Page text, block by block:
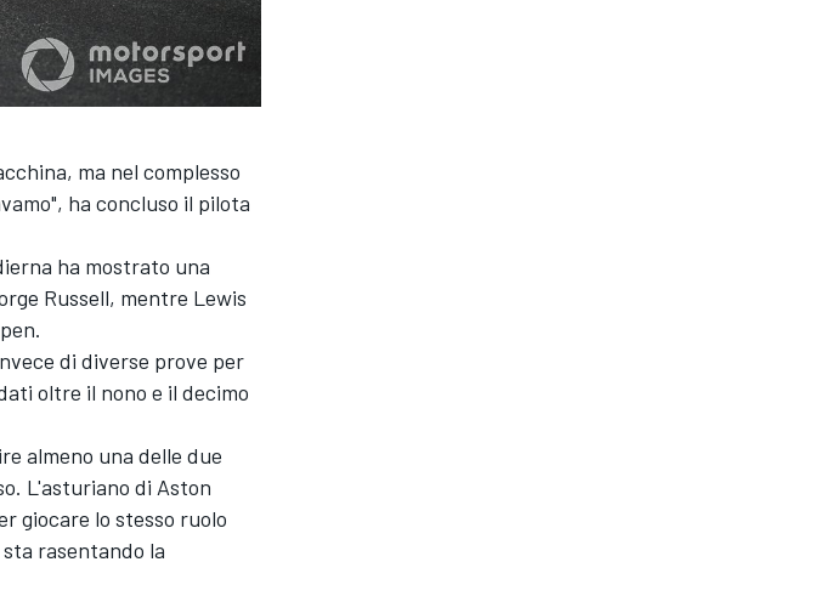
ma nel complesso
ha concluso il pilota
ha mostrato una
Russell, mentre Lewis
di diverse prove per
oltre il nono e il decimo
almeno una delle due
. L'asturiano di Aston
giocare lo stesso ruolo
rasentando la